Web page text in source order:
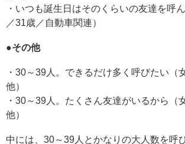
・いつも誕生日はそのくらいの友達を呼
／31歳／自動車関連）
●その他
・30～39人。できるだけ多く呼びたい（
他）
・30～39人。たくさん友達がいるから（
他）
中には、30～39人とかなりの大人数を呼